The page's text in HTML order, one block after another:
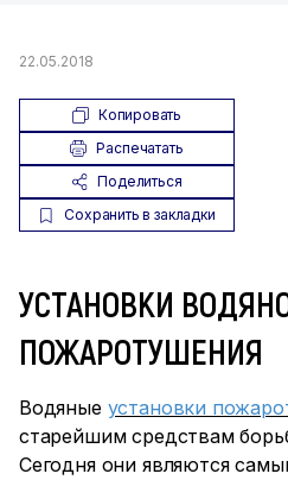
22.05.2018
Копировать
Распечатать
Поделиться
Сохранить в закладки
УСТАНОВКИ
ПОЖАРОТУШЕНИЯ
Водяные установки
старейшим средствам
Сегодня они являются